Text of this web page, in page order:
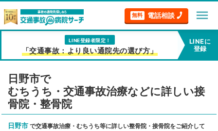
無料 電話相談 menu
LINE登録者限定！
「交通事故：より良い通院先の選び方」
LINEに
登録
日野市で
むちうち・交通事故治療などに詳しい接
骨院・整骨院
日野市 で交通事故治療・むちうち等に詳しい整骨院・接骨院をご紹介して